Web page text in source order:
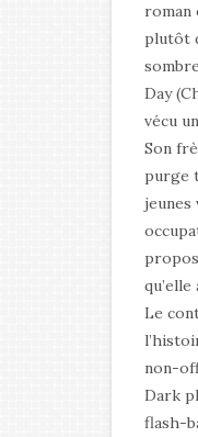
roman
plutôt
Day
vécu
Son
purge
jeunes
Le
non-
Dark
flash-